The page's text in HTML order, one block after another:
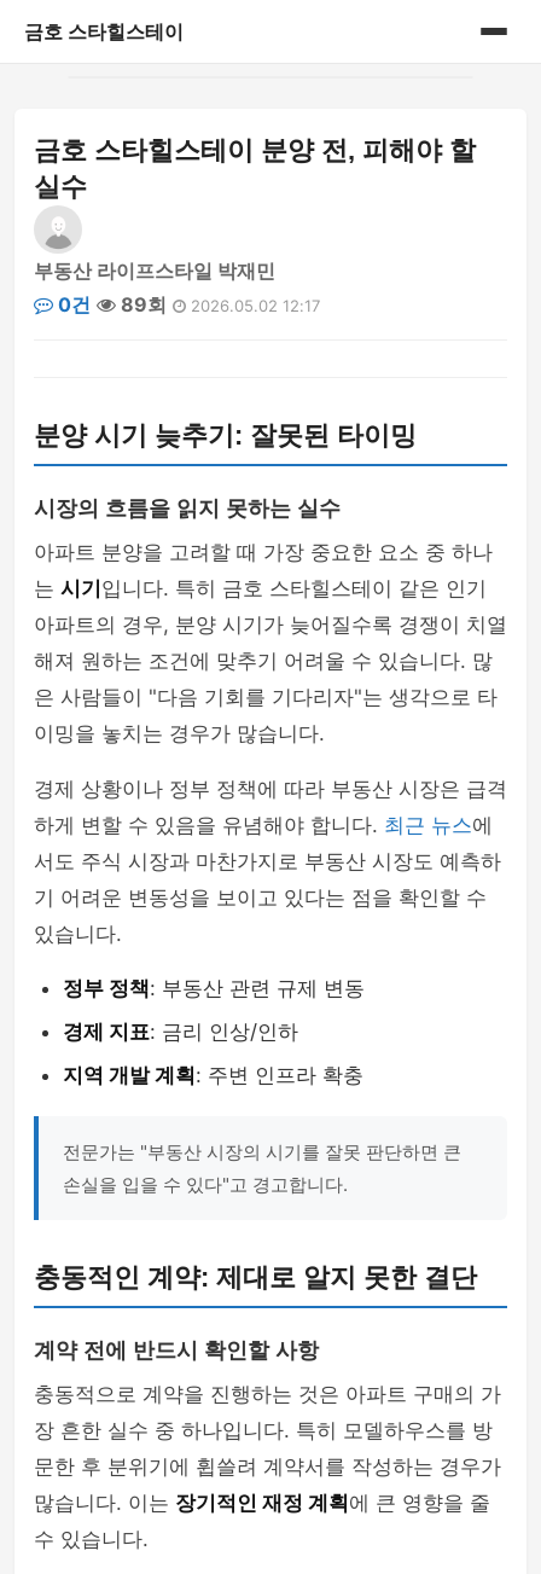
금호 스타힐스테이
게시판
금호 스타힐스테이 분양 전, 피해야 할
실수
부동산 라이프스타일 박재민
0건
89회 2026.05.02 12:17
분양 시기 늦추기: 잘못된 타이밍
시장의 흐름을 읽지 못하는 실수
아파트 분양을 고려할 때 가장 중요한 요소 중 하나
는 시기 입니다. 특히 금호 스타힐스테이 같은 인기
아파트의 경우, 분양 시기가 늦어질수록 경쟁이 치열
해져 원하는 조건에 맞추기 어려울 수 있습니다. 많
은 사람들이 "다음 기회를 기다리자"는 생각으로 타
이밍을 놓치는 경우가 많습니다.
경제 상황이나 정부 정책에 따라 부동산 시장은 급격
하게 변할 수 있음을 유념해야 합니다. 최근 뉴스에
서도 주식 시장과 마찬가지로 부동산 시장도 예측하
기 어려운 변동성을 보이고 있다는 점을 확인할 수
있습니다.
정부 정책: 부동산 관련 규제 변동
경제 지표: 금리 인상/인하
지역 개발 계획 : 주변 인프라 확충
전문가는 "부동산 시장의 시기를 잘못 판단하면 큰
손실을 입을 수 있다"고 경고합니다.
충동적인 계약: 제대로 알지 못한 결단
계약 전에 반드시 확인할 사항
충동적으로 계약을 진행하는 것은 아파트 구매의 가
장 흔한 실수 중 하나입니다. 특히 모델하우스를 방
문한 후 분위기에 휩쓸려 계약서를 작성하는 경우가
많습니다. 이는 장기적인 재정 계획 에 큰 영향을 줄
수 있습니다.